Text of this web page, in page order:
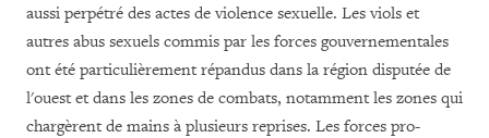
aussi perpétré des actes de violence sexuelle. Les viols et
autres abus sexuels commis par les forces gouvernementales
ont été particulièrement répandus dans la région disputée de
l'ouest et dans les zones de combats, notamment les zones qui
chargèrent de mains à plusieurs reprises. Les forces pro-